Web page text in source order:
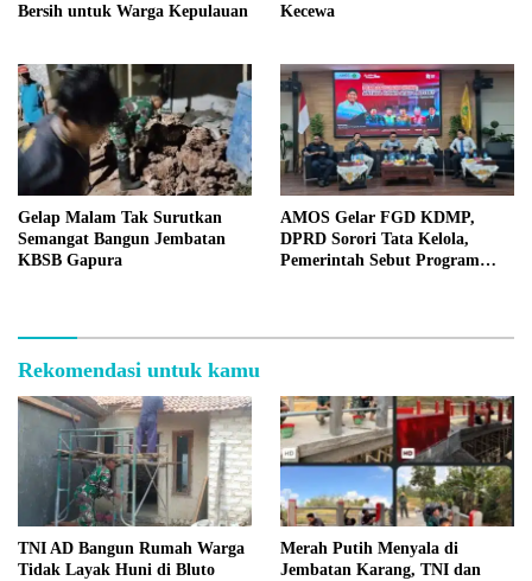
Bersih untuk Warga Kepulauan
Kecewa
Gelap Malam Tak Surutkan
Semangat Bangun Jembatan
KBSB Gapura
AMOS Gelar FGD KDMP,
DPRD Sorori Tata Kelola,
Pemerintah Sebut Program
Rekomendasi untuk kamu
TNI AD Bangun Rumah Warga
Tidak Layak Huni di Bluto
Merah Putih Menyala di
Jembatan Karang, TNI dan